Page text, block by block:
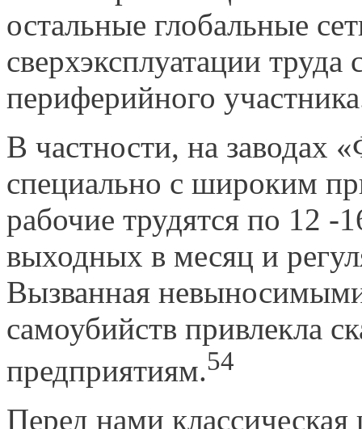
остальные глобальные
сверхэксплу­атации
периферийного
В частности, на заводах
специально с широким
рабочие трудятся по 12 -
выходных в месяц и
Вызванная
самоубийств привлекла
предприятиям.54
Перед нами